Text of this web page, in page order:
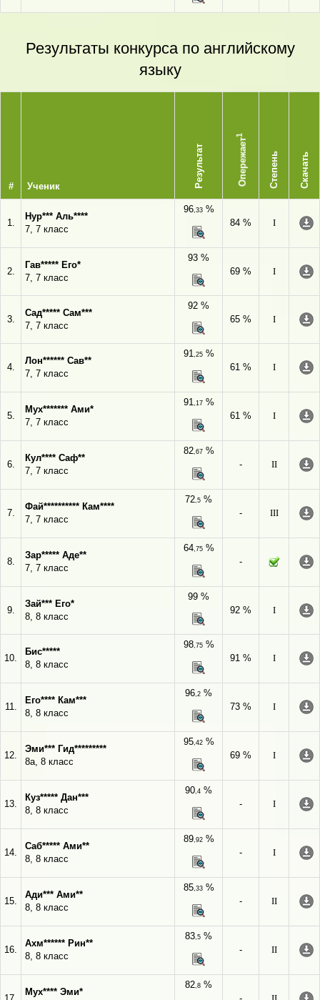
Результаты конкурса по английскому
языку
# Ученик Результат Опережает
1
Степень Скачать
1.
Нур*** Аль****
7, 7 класс
96,33%
84 %
I
2.
Гав***** Его*
7, 7 класс
93 %
69 %
I
3.
Сад***** Сам***
7, 7 класс
92 %
65 %
I
4.
Лон****** Сав**
7, 7 класс
91,25%
61 %
I
5.
Мух******* Ами*
7, 7 класс
91,17%
61 %
I
6.
Кул**** Саф**
7, 7 класс
82,67%
-
II
7.
Фай********** Кам****
7, 7 класс
72,5 %
-
III
8.
Зар***** Аде**
7, 7 класс
64,75%
-
9.
Зай*** Его*
8, 8 класс
99 %
92 %
I
10.
Бис*****
8, 8 класс
98,75%
91 %
I
11.
Его**** Кам***
8, 8 класс
96,2 %
73 %
I
12.
Эми*** Гид*********
8а, 8 класс
95,42%
69 %
I
13.
Куз***** Дан***
8, 8 класс
90,4 %
-
I
14.
Саб***** Ами**
8, 8 класс
89,92%
-
I
15.
Ади*** Ами**
8, 8 класс
85,33%
-
II
16.
Ахм****** Рин**
8, 8 класс
83,5 %
-
II
Мух**** Эми*
82,8 %